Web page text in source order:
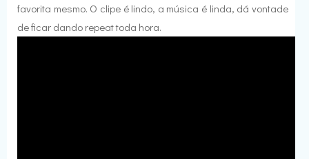
favorita mesmo. O clipe é lindo, a música é linda, dá vontade
de ficar dando repeat toda hora.